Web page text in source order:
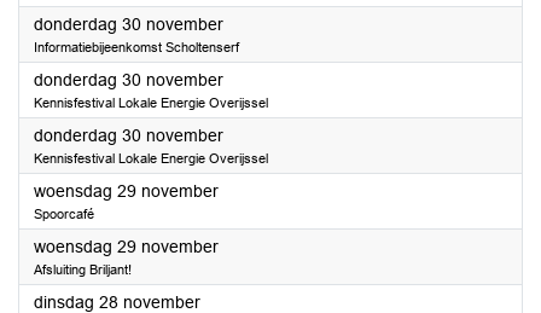
donderdag 30 november2023
Informatiebijeenkomst Scholtenserf
donderdag 30 november2023
Kennisfestival Lokale Energie Overijssel
donderdag 30 november2023
Kennisfestival Lokale Energie Overijssel
woensdag 29 november2023
Spoorcafé
woensdag 29 november2023
Afsluiting Briljant!
dinsdag 28 november2023